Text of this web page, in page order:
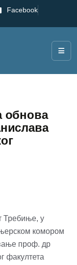
Facebook
обнова
Требиње, у
комором
проф. др
факултета